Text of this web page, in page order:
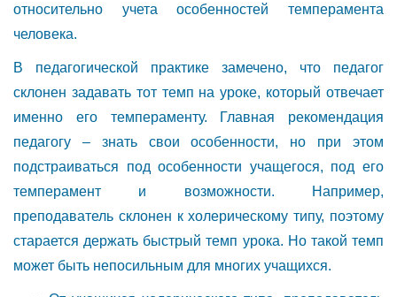
относительно учета особенностей темперамента
человека.
В педагогической практике замечено, что педагог
склонен задавать тот темп на уроке, который отвечает
именно его темпераменту. Главная рекомендация
педагогу – знать свои особенности, но при этом
подстраиваться под особенности учащегося, под его
темперамент и возможности. Например,
преподаватель склонен к холерическому типу, поэтому
старается держать быстрый темп урока. Но такой темп
может быть непосильным для многих учащихся.